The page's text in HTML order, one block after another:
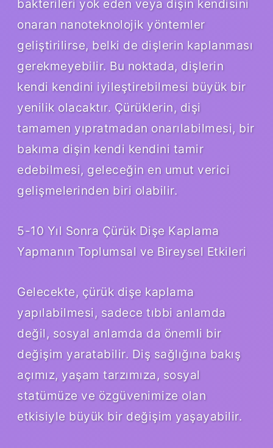
bakterileri yok eden veya dişin kendisini
onaran nanoteknolojik yöntemler
geliştirilirse, belki de dişlerin kaplanması
gerekmeyebilir. Bu noktada, dişlerin
kendi kendini iyileştirebilmesi büyük bir
yenilik olacaktır. Çürüklerin, dişi
tamamen yıpratmadan onarılabilmesi, bir
bakıma dişin kendi kendini tamir
edebilmesi, geleceğin en umut verici
gelişmelerinden biri olabilir.
5-10 Yıl Sonra Çürük Dişe Kaplama
Yapmanın Toplumsal ve Bireysel Etkileri
Gelecekte, çürük dişe kaplama
yapılabilmesi, sadece tıbbi anlamda
değil, sosyal anlamda da önemli bir
değişim yaratabilir. Diş sağlığına bakış
açımız, yaşam tarzımıza, sosyal
statümüze ve özgüvenimize olan
etkisiyle büyük bir değişim yaşayabilir.